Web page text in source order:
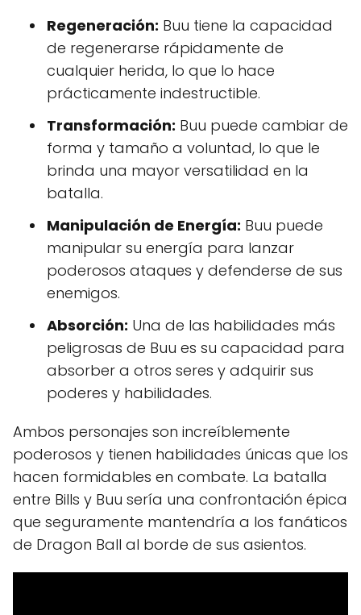
Regeneración: Buu tiene la capacidad
de regenerarse rápidamente de
cualquier herida, lo que lo hace
prácticamente indestructible.
Transformación: Buu puede cambiar de
forma y tamaño a voluntad, lo que le
brinda una mayor versatilidad en la
batalla.
Manipulación de Energía: Buu puede
manipular su energía para lanzar
poderosos ataques y defenderse de sus
enemigos.
Absorción: Una de las habilidades más
peligrosas de Buu es su capacidad para
absorber a otros seres y adquirir sus
poderes y habilidades.
Ambos personajes son increíblemente
poderosos y tienen habilidades únicas que los
hacen formidables en combate. La batalla
entre Bills y Buu sería una confrontación épica
que seguramente mantendría a los fanáticos
de Dragon Ball al borde de sus asientos.